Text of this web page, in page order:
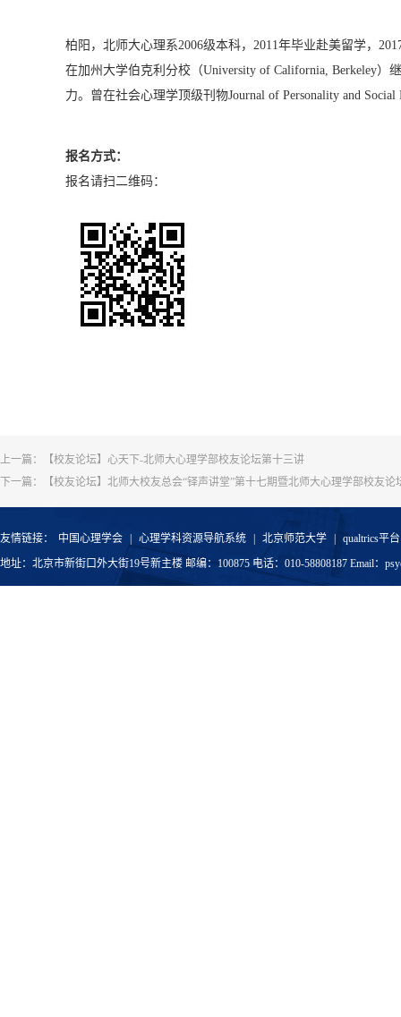
柏阳，北师大心理系2006级本科，2011年毕业赴美留学，
在加州大学伯克利分校（University of California, Berkeley
力。曾在社会心理学顶级刊物Journal of Personality and
报名方式：
报名请扫二维码：
上一篇：
【校友论坛】心天下-北师大心理学部校友论坛第十三讲
下一篇：
【校友论坛】北师大校友总会“铎声讲堂”第十七期暨北师大心理学部校友论
友情链接： 中国心理学会 心理学科资源导航系统 北京师范大学
qualtrics平台
地址：北京市新街口外大街19号新主楼 邮编：100875 电话：010-58808187 Email：